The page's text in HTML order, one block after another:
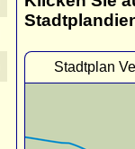
Stadtplan